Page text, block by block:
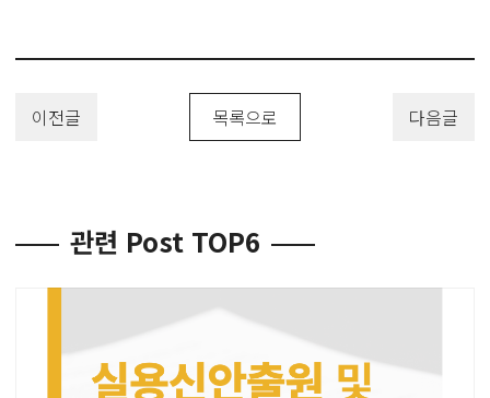
이전글 목록으로 다음글
관련 Post TOP6